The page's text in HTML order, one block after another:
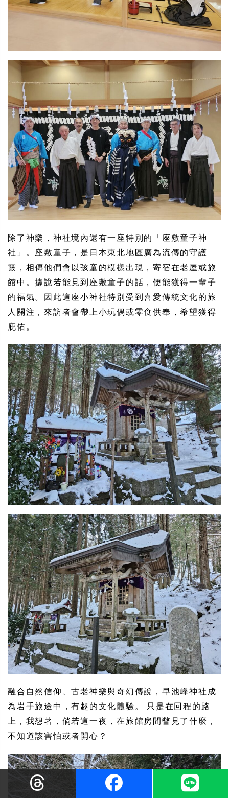
除了神樂，神社境內還有一座特別的「座敷童子神
社」。座敷童子，是日本東北地區廣為流傳的守護
靈，相傳他們會以孩童的模樣出現，寄宿在老屋或旅
館中。據說若能見到座敷童子的話，便能獲得一輩子
的福氣。因此這座小神社特別受到喜愛傳統文化的旅
人關注，來訪者會帶上小玩偶或零食供奉，希望獲得
庇佑。
融合自然信仰、古老神樂與奇幻傳說，早池峰神社成
為岩手旅途中，有趣的文化體驗。 只是在回程的路
上，我想著，倘若這一夜，在旅館房間瞥見了什麼，
不知道該害怕或者開心？